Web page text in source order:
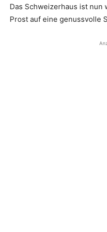
Das Schweizerhaus ist
Prost auf eine genussvolle